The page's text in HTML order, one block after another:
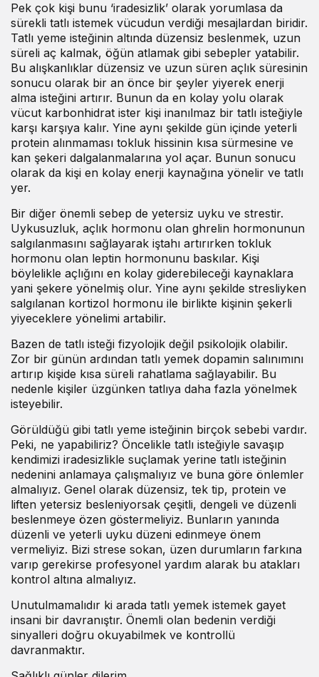
Pek çok kişi bunu ‘iradesizlik’ olarak yorumlasa da
sürekli tatlı istemek vücudun verdiği mesajlardan biridir.
Tatlı yeme isteğinin altında düzensiz beslenmek, uzun
süreli aç kalmak, öğün atlamak gibi sebepler yatabilir.
Bu alışkanlıklar düzensiz ve uzun süren açlık süresinin
sonucu olarak bir an önce bir şeyler yiyerek enerji
alma isteğini artırır. Bunun da en kolay yolu olarak
vücut karbonhidrat ister kişi inanılmaz bir tatlı isteğiyle
karşı karşıya kalır. Yine aynı şekilde gün içinde yeterli
protein alınmaması tokluk hissinin kısa sürmesine ve
kan şekeri dalgalanmalarına yol açar. Bunun sonucu
olarak da kişi en kolay enerji kaynağına yönelir ve tatlı
yer.
Bir diğer önemli sebep de yetersiz uyku ve strestir.
Uykusuzluk, açlık hormonu olan ghrelin hormonunun
salgılanmasını sağlayarak iştahı artırırken tokluk
hormonu olan leptin hormonunu baskılar. Kişi
böylelikle açlığını en kolay giderebileceği kaynaklara
yani şekere yönelmiş olur. Yine aynı şekilde stresliyken
salgılanan kortizol hormonu ile birlikte kişinin şekerli
yiyeceklere yönelimi artabilir.
Bazen de tatlı isteği fizyolojik değil psikolojik olabilir.
Zor bir günün ardından tatlı yemek dopamin salınımını
artırıp kişide kısa süreli rahatlama sağlayabilir. Bu
nedenle kişiler üzgünken tatlıya daha fazla yönelmek
isteyebilir.
Görüldüğü gibi tatlı yeme isteğinin birçok sebebi vardır.
Peki, ne yapabiliriz? Öncelikle tatlı isteğiyle savaşıp
kendimizi iradesizlikle suçlamak yerine tatlı isteğinin
nedenini anlamaya çalışmalıyız ve buna göre önlemler
almalıyız. Genel olarak düzensiz, tek tip, protein ve
liften yetersiz besleniyorsak çeşitli, dengeli ve düzenli
beslenmeye özen göstermeliyiz. Bunların yanında
düzenli ve yeterli uyku düzeni edinmeye önem
vermeliyiz. Bizi strese sokan, üzen durumların farkına
varıp gerekirse profesyonel yardım alarak bu atakları
kontrol altına almalıyız.
Unutulmamalıdır ki arada tatlı yemek istemek gayet
insani bir davranıştır. Önemli olan bedenin verdiği
sinyalleri doğru okuyabilmek ve kontrollü
davranmaktır.